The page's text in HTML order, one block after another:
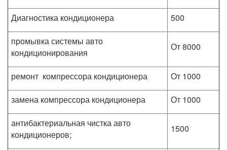
Диагностика кондиционера
500
промывка системы авто
кондиционирования
От 8000
ремонт компрессора кондиционера
От 1000
замена компрессора кондиционера
От 1000
антибактериальная чистка авто
кондиционеров;
1500